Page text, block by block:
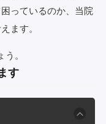
っているのか、当院
ます。
。
す